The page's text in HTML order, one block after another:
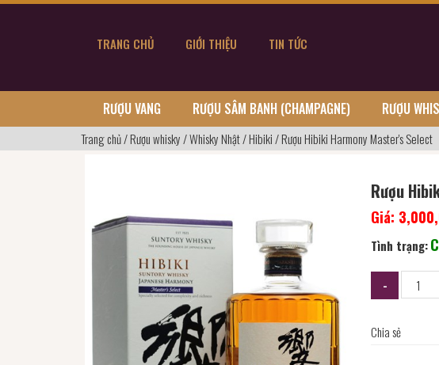
TRANG CHỦ GIỚI THIỆU TIN TỨC
RƯỢU VANG RƯỢU SÂM BANH (CHAMPAGNE) RƯỢU
Trang chủ/Rượu whisky/Whisky Nhật/Hibiki/Rượu Hibiki Harmony Master's Select
Rượu
Giá:
Tình trạng:
Chia sẻ